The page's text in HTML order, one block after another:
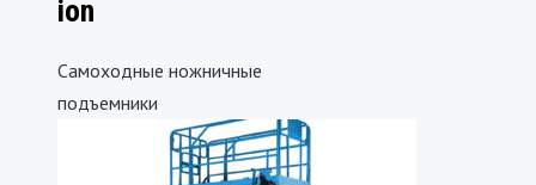
ion
Самоходные ножничные
подъемники